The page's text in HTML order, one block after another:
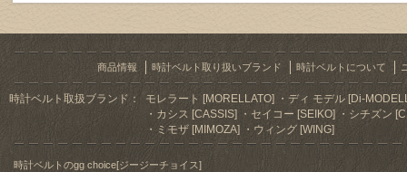
商品情報 時計ベルト取り扱いブランド 時計ベルトについて
時計ベルト取扱ブランド： モレラート [MORELLATO]
ディ モデル [Di-
カシス [CASSIS]
セイコー [SEIKO]
シチズン
ミモザ [MIMOZA]
ウィング [WING]
時計ベルトのgg choice[ジージーチョイス]